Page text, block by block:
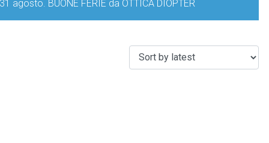
BUONE FERIE da OTTICA DIOPTER